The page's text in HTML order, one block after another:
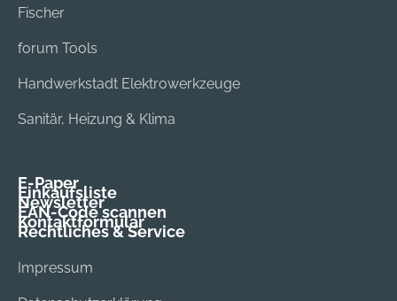
Fischer
forum Tools
Handwerkstadt Elektrowerkzeuge
Sanitär, Heizung & Klima
E-Paper
Einkaufsliste
Newsletter
EAN-Code scannen
Kontaktformular
Rechtliches & Service
Impressum